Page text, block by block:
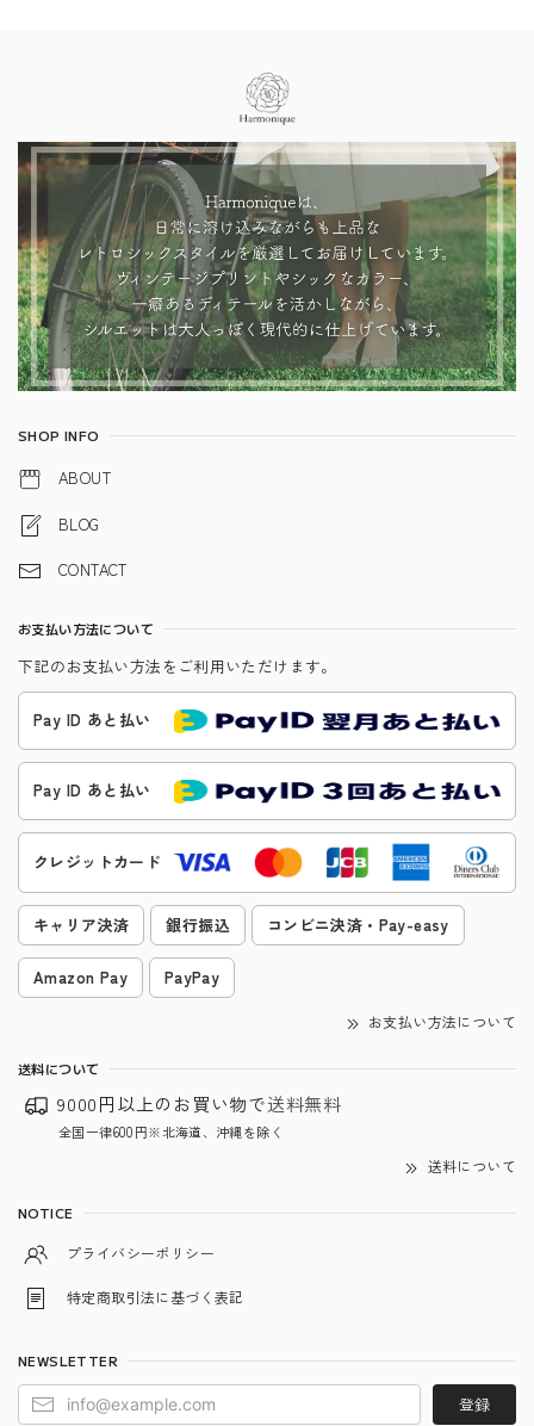
SHOP INFO
ABOUT
BLOG
CONTACT
お支払い方法について
下記のお支払い方法をご利用いただけます。
Pay ID あと払い
Pay ID あと払い
クレジットカード
キャリア決済 銀行振込 コンビニ決済・Pay-easy
Amazon Pay PayPay
お支払い方法について
送料について
9000円以上のお買い物で送料無料
全国一律600円※北海道、沖縄を除く
送料について
NOTICE
プライバシーポリシー
特定商取引法に基づく表記
NEWSLETTER
登録